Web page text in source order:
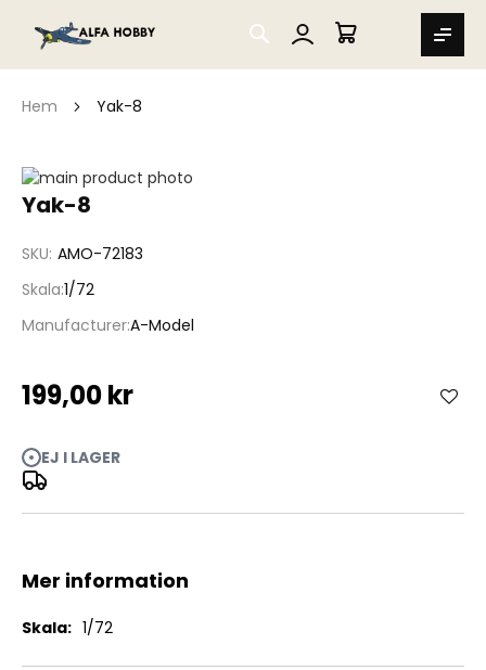
SEARCH
MIN VARUKORG
Hem Yak-8
Yak-8
SKU AMO-72183
Skala 1/72
ManufacturerA-Model
199,00 kr
EJ I LAGER
Hoppa
till
bildgalleriet
Hoppa
av
bildgalleriet
Mer information
Mer
1/72